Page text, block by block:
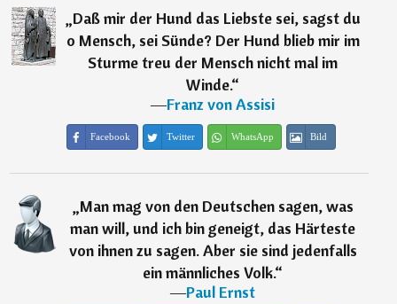
„Daß mir der Hund das Liebste sei, sagst du
o Mensch, sei Sünde? Der Hund blieb mir im
Sturme treu der Mensch nicht mal im
Winde.“
―Franz von Assisi
Facebook Twitter WhatsApp Bild
„Man mag von den Deutschen sagen, was
man will, und ich bin geneigt, das Härteste
von ihnen zu sagen. Aber sie sind jedenfalls
ein männliches Volk.“
―Paul Ernst